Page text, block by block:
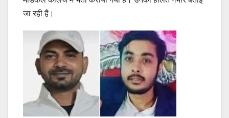
जा रही है।